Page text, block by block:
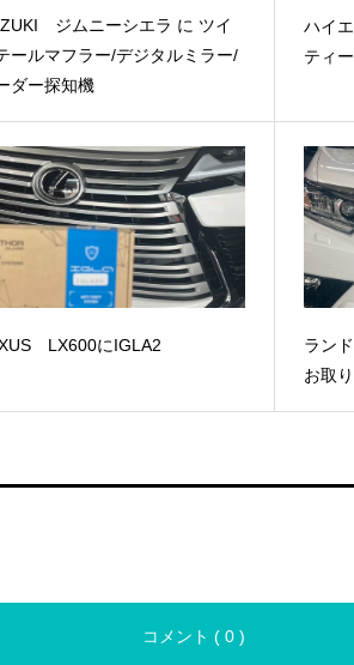
ジムニーシエラ に ツイ
ールマフラー/デジタルミラー/
ダー探知機
ハイ
ティ
LX600にIGLA2
ラン
お取
コメント ( 0 )